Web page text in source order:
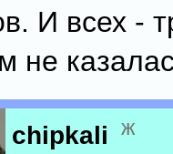
И всех -
не
chipkali ж